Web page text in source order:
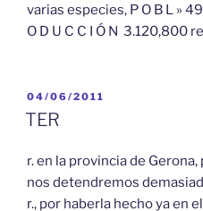
varias especies, P O B L »
O D U C C I Ó N 3.120,800
PUBLICADO
EL
04/06/2011
TER
r. en la provincia de
nos detendremos
r., por haberla hecho ya en